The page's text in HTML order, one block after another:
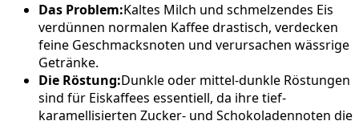
Das Problem:Kaltes Milch und schmelzendes Eis
verdünnen normalen Kaffee drastisch, verdecken
feine Geschmacksnoten und verursachen wässrige
Getränke.
Die Röstung:Dunkle oder mittel-dunkle Röstungen
sind für Eiskaffees essentiell, da ihre tief-
karamellisierten Zucker- und Schokoladennoten die